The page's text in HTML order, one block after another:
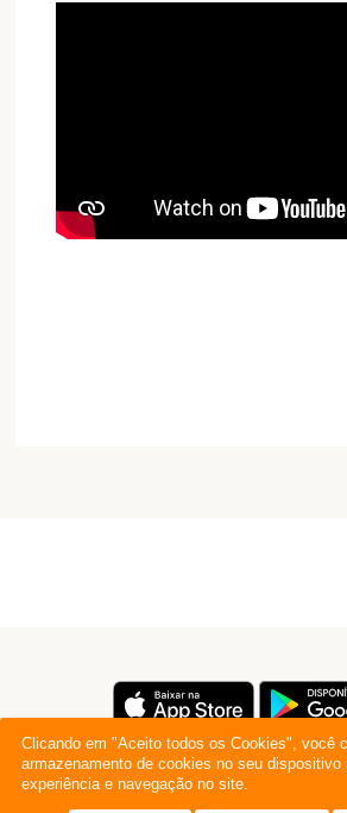
Clicando em "Aceito todos os Cookies", você
armazenamento de cookies no seu dispositivo
experiência e navegação no site.